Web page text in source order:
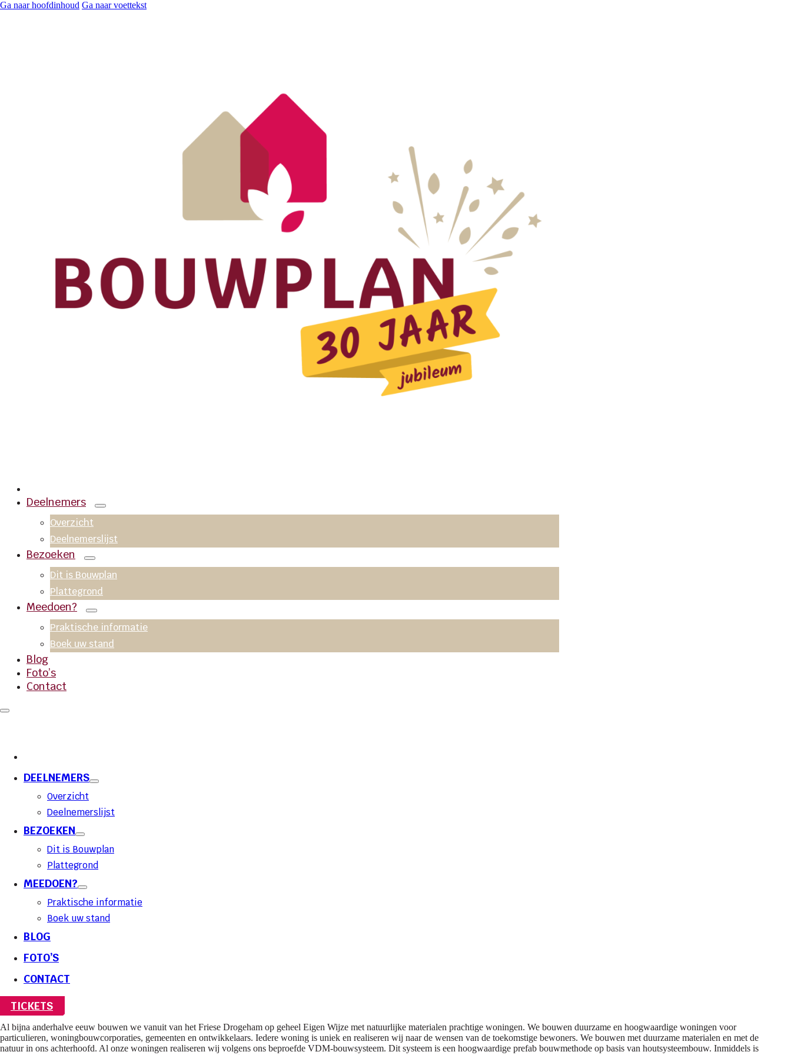
Ga naar hoofdinhoud Ga naar voettekst
Deelnemers
Overzicht
Deelnemerslijst
Bezoeken
Dit is Bouwplan
Plattegrond
Meedoen?
Praktische informatie
Boek uw stand
Blog
Foto’s
Contact
DEELNEMERS
Overzicht
Deelnemerslijst
BEZOEKEN
Dit is Bouwplan
Plattegrond
MEEDOEN?
Praktische informatie
Boek uw stand
BLOG
FOTO’S
CONTACT
TICKETS
Al bijna anderhalve eeuw bouwen we vanuit van het Friese Drogeham op geheel Eigen Wijze met natuurlijke materialen prachtige woningen. We bouwen duurzame en hoogwaardige woningen voor
particulieren, woningbouwcorporaties, gemeenten en ontwikkelaars. Iedere woning is uniek en realiseren wij naar de wensen van de toekomstige bewoners. We bouwen met duurzame materialen en met de
natuur in ons achterhoofd. Al onze woningen realiseren wij volgens ons beproefde VDM-bouwsysteem. Dit systeem is een hoogwaardige prefab bouwmethode op basis van houtsysteembouw. Inmiddels is